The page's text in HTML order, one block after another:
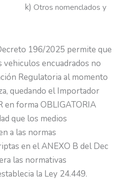
Otros nomenclados y
196/2025 permite que
encuadrados no
Regulatoria al momento
quedando el Importador
en forma OBLIGATORIA
que los medios
a las normas
en el ANEXO B del Dec
las normativas
la Ley 24.449.